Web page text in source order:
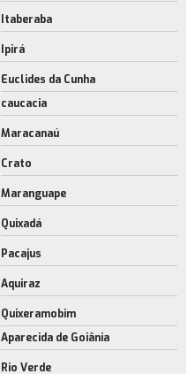
Itaberaba
Ipirá
Euclides da Cunha
caucacia
Maracanaú
Crato
Maranguape
Quixadá
Pacajus
Aquiraz
Quixeramobim
Aparecida de Goiânia
Rio Verde